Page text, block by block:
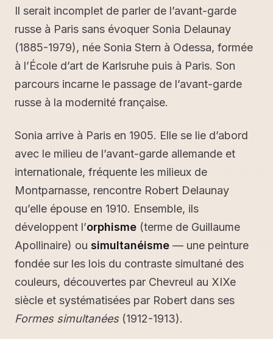
Il serait incomplet de parler de l’avant-garde
russe à Paris sans évoquer Sonia Delaunay
(1885-1979), née Sonia Stern à Odessa, formée
à l’École d’art de Karlsruhe puis à Paris. Son
parcours incarne le passage de l’avant-garde
russe à la modernité française.
Sonia arrive à Paris en 1905. Elle se lie d’abord
avec le milieu de l’avant-garde allemande et
internationale, fréquente les milieux de
Montparnasse, rencontre Robert Delaunay
qu’elle épouse en 1910. Ensemble, ils
développent l’orphisme (terme de Guillaume
Apollinaire) ou simultanéisme — une peinture
fondée sur les lois du contraste simultané des
couleurs, découvertes par Chevreul au XIXe
siècle et systématisées par Robert dans ses
Formes simultanées(1912-1913).